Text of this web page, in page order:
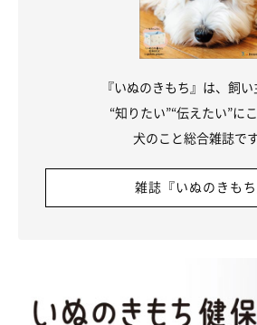
『いぬのきもち』は、飼
“知りたい”“伝えたい”に
犬のこと総合雑誌です
雑誌『いぬのきもち